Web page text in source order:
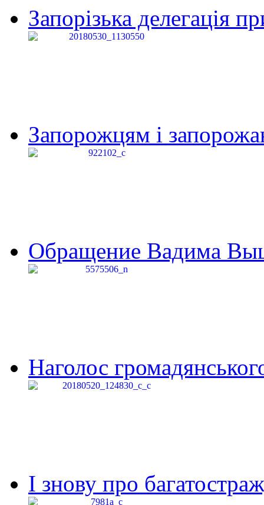
Запорізька делегація
Запорожцям і
Обращение Вадима
Наголос
І знову про